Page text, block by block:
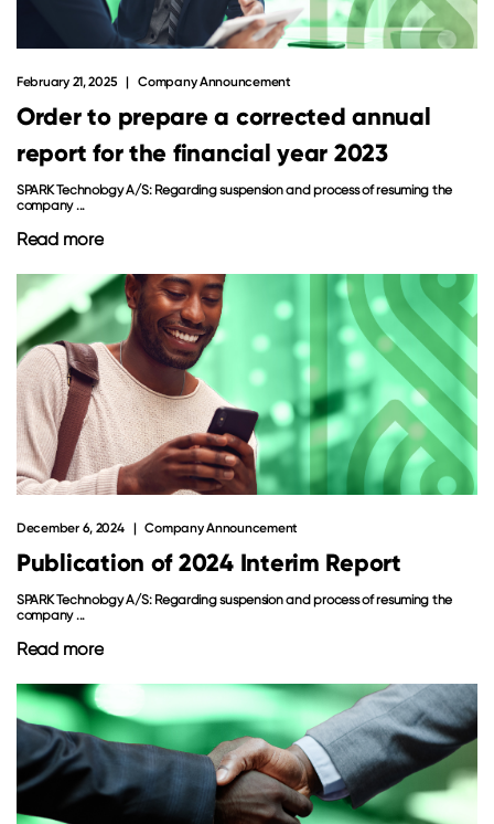
Order to prepare a corrected annual
report for the financial year 2023
February 21, 2025 Company Announcement
SPARK Technology A/S: Regarding suspension and process of resuming the
company ...
Read more
Publication of 2024 Interim Report
December 6, 2024 Company Announcement
SPARK Technology A/S: Regarding suspension and process of resuming the
company ...
Read more